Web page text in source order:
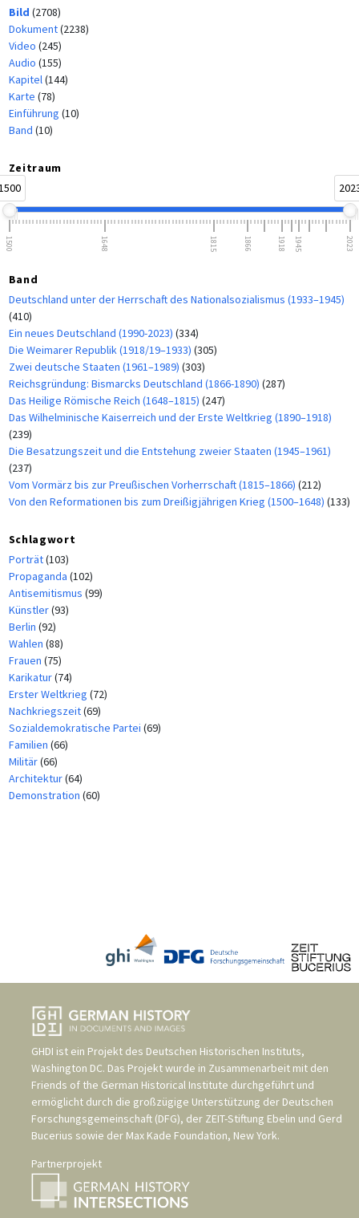
Bild (2708)
Dokument(2238)
Video (245)
Audio (155)
Kapitel(144)
Karte (78)
Einführung (10)
Band (10)
Zeitraum
1500 1648 1815 1866 1918 1945 2023
Band
Deutschland unter der Herrschaft des Nationalsozialismus (1933–1945)
(410)
Ein neues Deutschland (1990-2023) (334)
Die Weimarer Republik (1918/19–1933) (305)
Zwei deutsche Staaten (1961–1989) (303)
Reichsgründung: Bismarcks Deutschland (1866-1890) (287)
Das Heilige Römische Reich (1648–1815) (247)
Das Wilhelminische Kaiserreich und der Erste Weltkrieg (1890–1918)
(239)
Die Besatzungszeit und die Entstehung zweier Staaten (1945–1961)
(237)
Vom Vormärz bis zur Preußischen Vorherrschaft (1815–1866) (212)
Von den Reformationen bis zum Dreißigjährigen Krieg (1500–1648) (133)
Schlagwort
Porträt(103)
Propaganda (102)
Antisemitismus (99)
Künstler(93)
Berlin (92)
Wahlen (88)
Frauen (75)
Karikatur(74)
Erster Weltkrieg (72)
Nachkriegszeit(69)
Sozialdemokratische Partei (69)
Familien (66)
Militär(66)
Architektur(64)
Demonstration (60)
GHDI ist ein Projekt des Deutschen Historischen Instituts,
Washington DC. Das Projekt wurde in Zusammenarbeit mit den
Friends of the German Historical Institute durchgeführt und
ermöglicht durch die großzügige Unterstützung der Deutschen
Forschungsgemeinschaft (DFG), der ZEIT-Stiftung Ebelin und Gerd
Bucerius sowie der Max Kade Foundation, New York.
Partnerprojekt